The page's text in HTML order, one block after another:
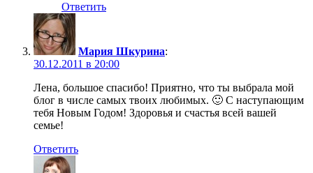
Ответить
Мария Шкурина:
30.12.2011 в 20:00
Лена, большое спасибо! Приятно, что ты выбрала мой
блог в числе самых твоих любимых. 🙂 С наступающим
тебя Новым Годом! Здоровья и счастья всей вашей
семье!
Ответить